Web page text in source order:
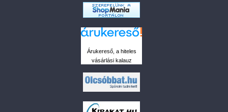
Árukereső, a hiteles
vásárlási kalauz